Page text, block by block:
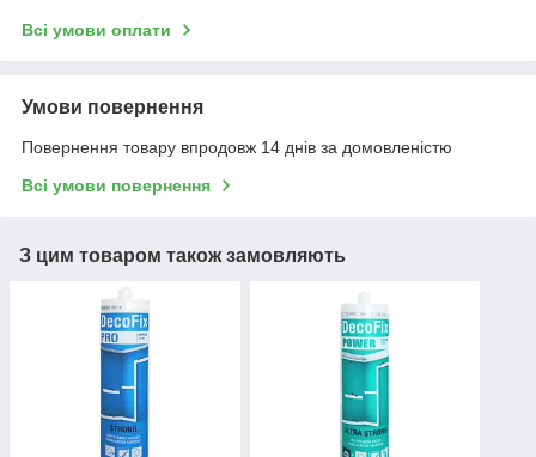
Всі умови оплати
Умови повернення
Повернення товару впродовж 14 днів за домовленістю
Всі умови повернення
З цим товаром також замовляють